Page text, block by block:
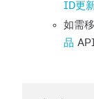
ID更
如需
品